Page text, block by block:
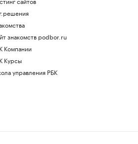
знакомств podbor.ru
Компании
Курсы
управления РБК